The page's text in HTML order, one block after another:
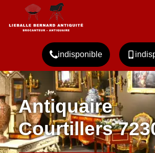
indisponible
Antiquaire
Courtillers